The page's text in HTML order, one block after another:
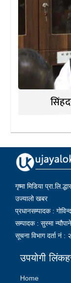
गृष्मा मिडिया
उज्यालो खबर
प्रधानसम्पादक :
सम्पादक : सुस्मा न्यौपाने
सूचना विभाग दर्ता नं
उपयोगी
Home